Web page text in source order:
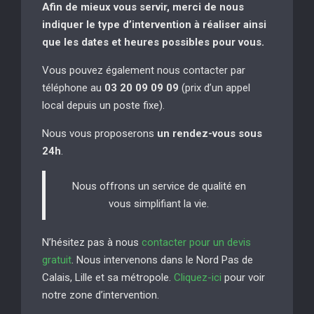
Afin de mieux vous servir, merci de nous
indiquer le type d’intervention à réaliser ainsi
que les dates et heures possibles pour vous.
Vous pouvez également nous contacter par
téléphone au 03 20 09 09 09 (prix d’un appel
local depuis un poste fixe).
Nous vous proposerons un rendez-vous sous
24h.
Nous offrons un service de qualité en
vous simplifiant la vie.
N’hésitez pas à nous contacter pour un devis
gratuit. Nous intervenons dans le Nord Pas de
Calais, Lille et sa métropole. Cliquez-ici pour voir
notre zone d’intervention.